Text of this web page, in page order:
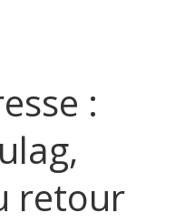
:
retour